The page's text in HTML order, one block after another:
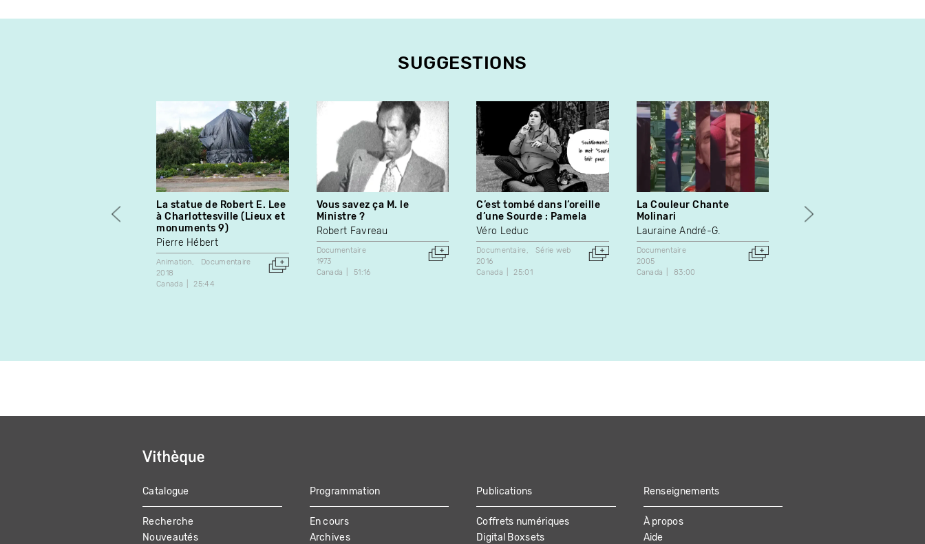
SUGGESTIONS
La statue de Robert E. Lee
à Charlottesville (Lieux et
monuments 9)
Pierre Hébert
Animation
Documentaire
2018
Canada
25:44
Vous savez ça M. le
Ministre ?
Robert Favreau
Documentaire
1973
Canada
51:16
C’est tombé dans l’oreille
d’une Sourde : Pamela
Véro Leduc
Documentaire
Série web
2016
Canada
25:01
La Couleur Chante
Molinari
Lauraine André-G.
Documentaire
2005
Canada
83:00
Ma vie c’est pour le
restant de mes jours
MAIN
NAVIGATION
Catalogue
Recherche
Nouveautés
Programmation
En cours
Archives
Publications
Coffrets numériques
Digital Boxsets
Renseignements
À propos
Aide